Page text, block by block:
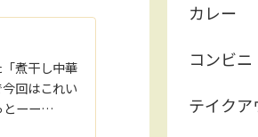
煮干し中華
回はこれい
ーー
カレー
コンビニ
テイクア